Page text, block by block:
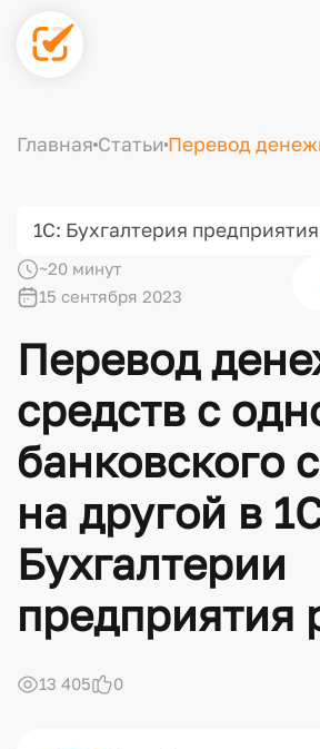
Главная Статьи Перевод
1С: Бухгалтерия
~20 минут
15 сентября 2023
Перевод
средств с
банковского
на другой в
Бухгалтерии
предприятия
13 405 0